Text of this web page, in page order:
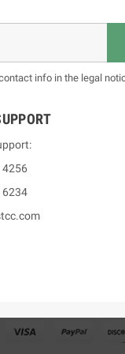
info in the legal
4256
6234